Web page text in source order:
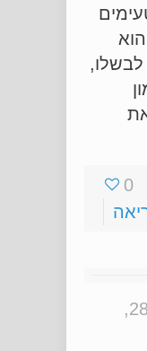
0
מאי 28,